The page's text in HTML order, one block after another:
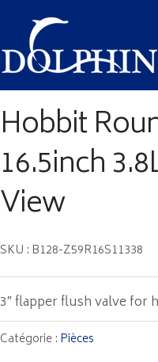
Hobbit
16.5inch
View
SKU : B128-Z59R16S11338
3″ flapper flush valve
Catégorie : Pièces